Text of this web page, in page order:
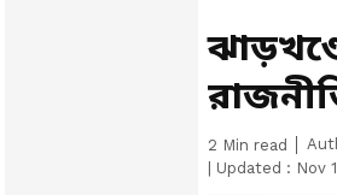
2 Min read
Updated : Nov